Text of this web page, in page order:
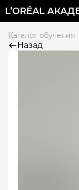
L’ORÉAL
Каталог обучения
Назад